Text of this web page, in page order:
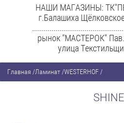
НАШИ МАГАЗИНЫ:
г.Балашиха
рынок "МАСТЕРОК"
улица
Главная /Ламинат/WESTERHOF/
SHINE